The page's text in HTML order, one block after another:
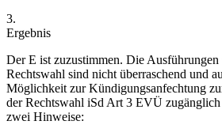
3.
Ergebnis
Der E ist zuzustimmen. Die
Rechtswahl sind nicht überraschend und
Möglichkeit zur Kündigungsanfechtung
der Rechtswahl iSd Art 3 EVÜ
zwei Hinweise: